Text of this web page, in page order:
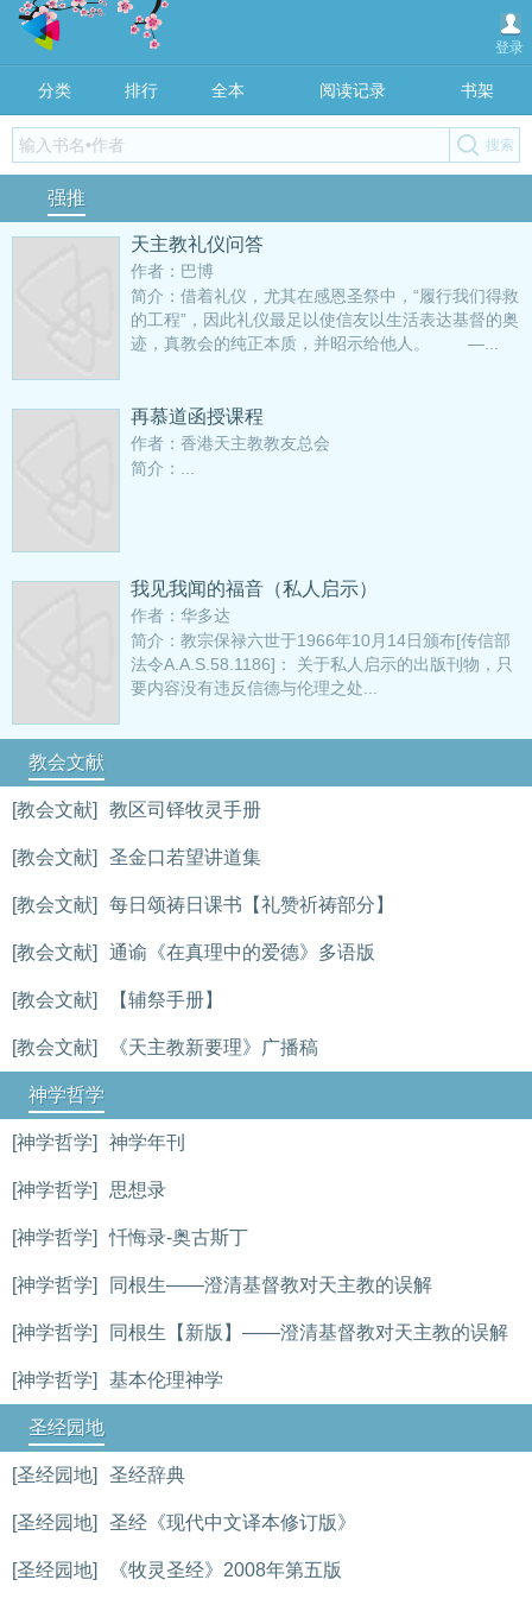
登录
分类 排行 全本 阅读记录 书架
强推
天主教礼仪问答
作者：巴博
简介：借着礼仪，尤其在感恩圣祭中，“履行我们得救
的工程”，因此礼仪最足以使信友以生活表达基督的奥
迹，真教会的纯正本质，并昭示给他人。 —...
再慕道函授课程
作者：香港天主教教友总会
简介：...
我见我闻的福音（私人启示）
作者：华多达
简介：教宗保禄六世于1966年10月14日颁布[传信部
法令A.A.S.58.1186]： 关于私人启示的出版刊物，只
要内容没有违反信德与伦理之处...
教会文献
[教会文献] 教区司铎牧灵手册
[教会文献] 圣金口若望讲道集
[教会文献] 每日颂祷日课书【礼赞祈祷部分】
[教会文献] 通谕《在真理中的爱德》多语版
[教会文献] 【辅祭手册】
[教会文献] 《天主教新要理》广播稿
神学哲学
[神学哲学] 神学年刊
[神学哲学] 思想录
[神学哲学] 忏悔录-奥古斯丁
[神学哲学] 同根生——澄清基督教对天主教的误解
[神学哲学] 同根生【新版】——澄清基督教对天主教的误解
[神学哲学] 基本伦理神学
圣经园地
[圣经园地] 圣经辞典
[圣经园地] 圣经《现代中文译本修订版》
[圣经园地] 《牧灵圣经》2008年第五版